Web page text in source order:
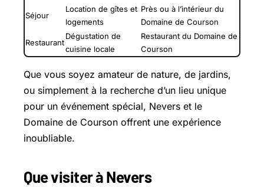
Séjour
Location de gîtes et
logements
Près ou à l’intérieur du
Domaine de Courson
Restaurant
Dégustation de
cuisine locale
Restaurant du Domaine de
Courson
Que vous soyez amateur de nature, de jardins,
ou simplement à la recherche d’un lieu unique
pour un événement spécial, Nevers et le
Domaine de Courson offrent une expérience
inoubliable.
Que visiter à Nevers